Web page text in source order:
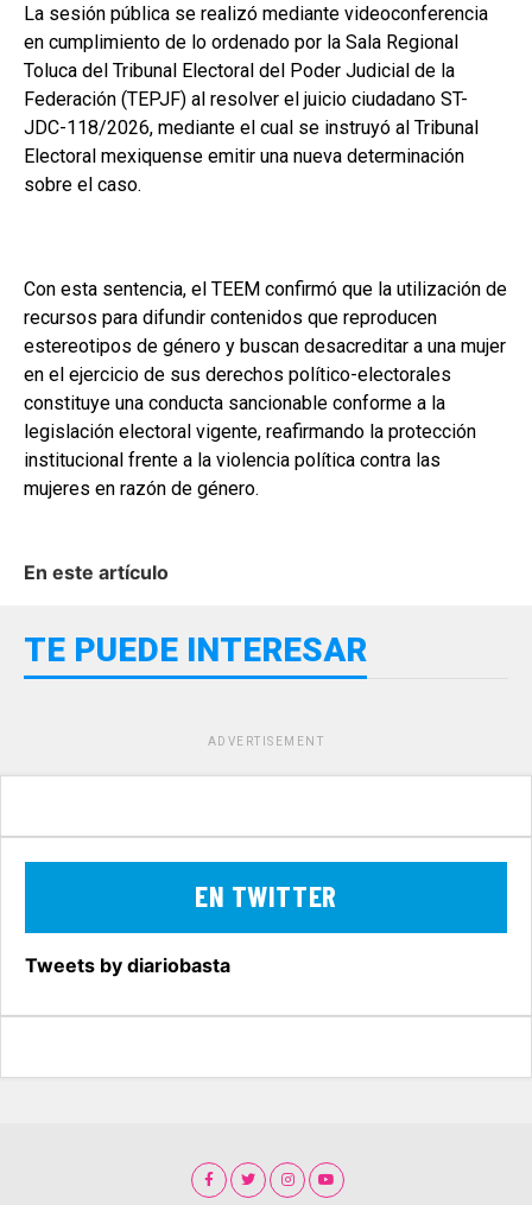
La sesión pública se realizó mediante videoconferencia
en cumplimiento de lo ordenado por la Sala Regional
Toluca del Tribunal Electoral del Poder Judicial de la
Federación (TEPJF) al resolver el juicio ciudadano ST-
JDC-118/2026, mediante el cual se instruyó al Tribunal
Electoral mexiquense emitir una nueva determinación
sobre el caso.
Con esta sentencia, el TEEM confirmó que la utilización de
recursos para difundir contenidos que reproducen
estereotipos de género y buscan desacreditar a una mujer
en el ejercicio de sus derechos político-electorales
constituye una conducta sancionable conforme a la
legislación electoral vigente, reafirmando la protección
institucional frente a la violencia política contra las
mujeres en razón de género.
En este artículo
TE PUEDE INTERESAR
ADVERTISEMENT
EN TWITTER
Tweets by diariobasta